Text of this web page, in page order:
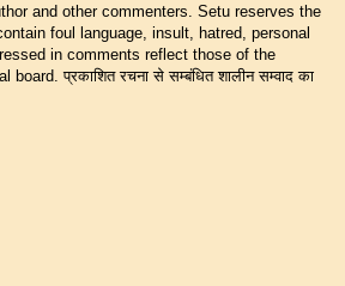
and other commenters. Setu reserves the
foul language, insult, hatred, personal
in comments reflect those of the
प्रकाशित रचना से सम्बंधित शालीन सम्वाद का